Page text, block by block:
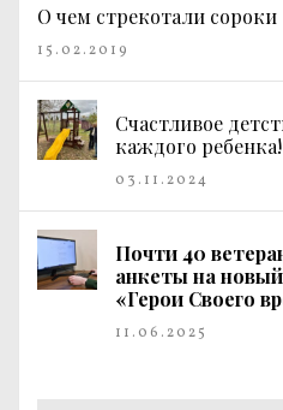
О чем стрекотали сороки
15.02.2019
Счастливое
каждого ребенка!
03.11.2024
Почти 40
анкеты на
«Герои Своего
11.06.2025